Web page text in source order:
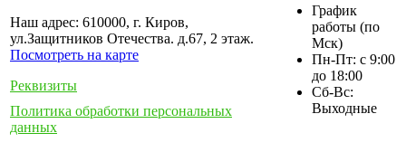
Наш адрес: 610000, г. Киров,
ул.Защитников Отечества. д.67, 2 этаж.
Посмотреть на карте
Реквизиты
Политика обработки персональных
данных
График
работы (по
Мск)
Пн-Пт: с 9:00
до 18:00
Сб-Вс:
Выходные